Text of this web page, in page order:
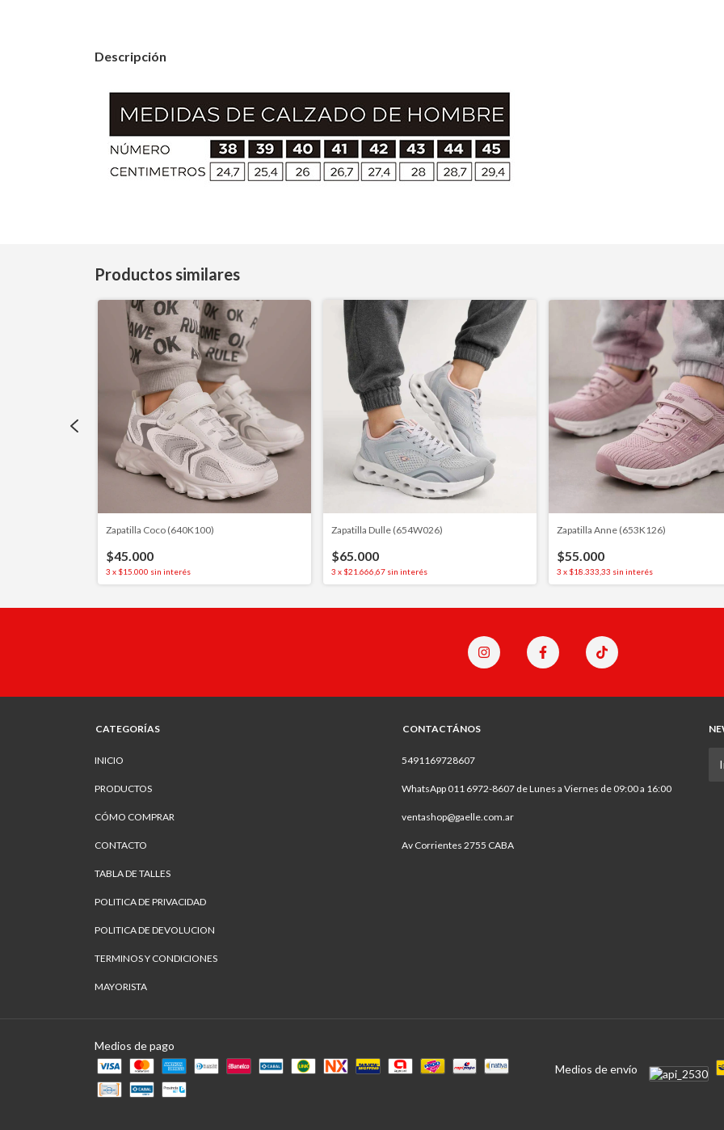
Descripción
Productos similares
Zapatilla Coco (640K100)
$45.000
3 x $15.000 sin interés
Zapatilla Dulle (654W026)
$65.000
3 x $21.666,67 sin interés
Zapatilla Anne (653K126)
$55.000
3 x $18.333,33 sin interés
CATEGORÍAS
INICIO
PRODUCTOS
CÓMO COMPRAR
CONTACTO
TABLA DE TALLES
POLITICA DE PRIVACIDAD
POLITICA DE DEVOLUCION
TERMINOS Y CONDICIONES
MAYORISTA
CONTACTÁNOS
5491169728607
WhatsApp 011 6972-8607 de Lunes a Viernes de 09:00 a 16:00
ventashop@gaelle.com.ar
Av Corrientes 2755 CABA
Medios de pago
Medios de envío